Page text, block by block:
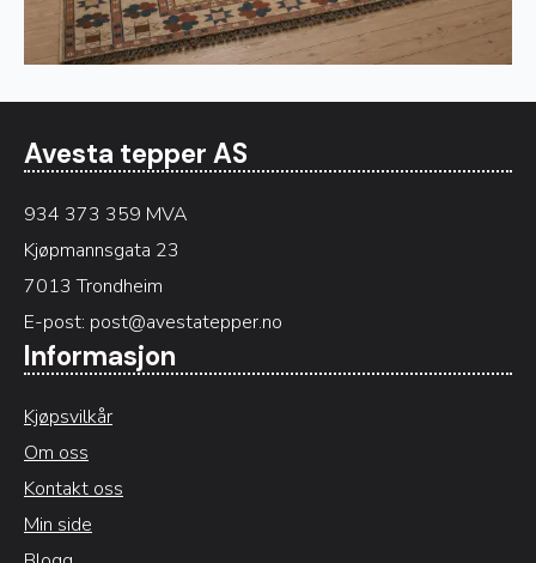
Avesta tepper AS
934 373 359 MVA
Kjøpmannsgata 23
7013 Trondheim
E-post: post@avestatepper.no
Informasjon
Kjøpsvilkår
Om oss
Kontakt oss
Min side